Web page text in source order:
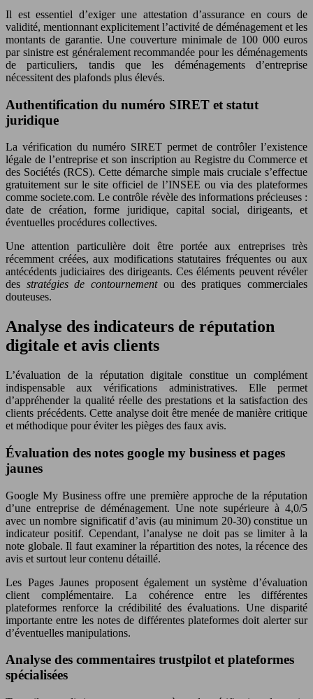
Il est essentiel d’exiger une attestation d’assurance en cours de
validité, mentionnant explicitement l’activité de déménagement et les
montants de garantie. Une couverture minimale de 100 000 euros
par sinistre est généralement recommandée pour les déménagements
de particuliers, tandis que les déménagements d’entreprise
nécessitent des plafonds plus élevés.
Authentification du numéro SIRET et statut
juridique
La vérification du numéro SIRET permet de contrôler l’existence
légale de l’entreprise et son inscription au Registre du Commerce et
des Sociétés (RCS). Cette démarche simple mais cruciale s’effectue
gratuitement sur le site officiel de l’INSEE ou via des plateformes
comme societe.com. Le contrôle révèle des informations précieuses :
date de création, forme juridique, capital social, dirigeants, et
éventuelles procédures collectives.
Une attention particulière doit être portée aux entreprises très
récemment créées, aux modifications statutaires fréquentes ou aux
antécédents judiciaires des dirigeants. Ces éléments peuvent révéler
des stratégies de contournement ou des pratiques commerciales
douteuses.
Analyse des indicateurs de réputation
digitale et avis clients
L’évaluation de la réputation digitale constitue un complément
indispensable aux vérifications administratives. Elle permet
d’appréhender la qualité réelle des prestations et la satisfaction des
clients précédents. Cette analyse doit être menée de manière critique
et méthodique pour éviter les pièges des faux avis.
Évaluation des notes google my business et pages
jaunes
Google My Business offre une première approche de la réputation
d’une entreprise de déménagement. Une note supérieure à 4,0/5
avec un nombre significatif d’avis (au minimum 20-30) constitue un
indicateur positif. Cependant, l’analyse ne doit pas se limiter à la
note globale. Il faut examiner la répartition des notes, la récence des
avis et surtout leur contenu détaillé.
Les Pages Jaunes proposent également un système d’évaluation
client complémentaire. La cohérence entre les différentes
plateformes renforce la crédibilité des évaluations. Une disparité
importante entre les notes de différentes plateformes doit alerter sur
d’éventuelles manipulations.
Analyse des commentaires trustpilot et plateformes
spécialisées